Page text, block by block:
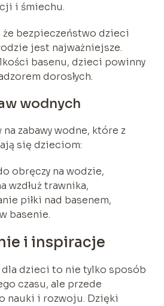
i śmiechu.
że bezpieczeństwo dzieci
jest najważniejsze.
basenu, dzieci powinny
dorosłych.
wodnych
zabawy wodne, które z
się dzieciom:
obręczy na wodzie,
wzdłuż trawnika,
piłki nad basenem,
basenie.
i inspiracje
dla dzieci to nie tylko sposób
czasu, ale przede
nauki i rozwoju. Dzięki